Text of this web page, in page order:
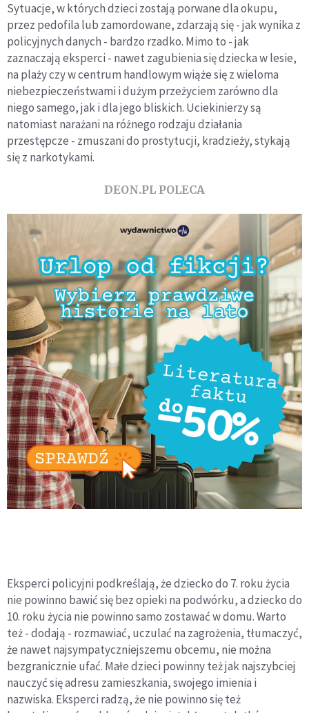
Sytuacje, w których dzieci zostają porwane dla okupu,
przez pedofila lub zamordowane, zdarzają się - jak wynika z
policyjnych danych - bardzo rzadko. Mimo to - jak
zaznaczają eksperci - nawet zagubienia się dziecka w lesie,
na plaży czy w centrum handlowym wiąże się z wieloma
niebezpieczeństwami i dużym przeżyciem zarówno dla
niego samego, jak i dla jego bliskich. Uciekinierzy są
natomiast narażani na różnego rodzaju działania
przestępcze - zmuszani do prostytucji, kradzieży, stykają
się z narkotykami.
DEON.PL POLECA
Eksperci policyjni podkreślają, że dziecko do 7. roku życia
nie powinno bawić się bez opieki na podwórku, a dziecko do
10. roku życia nie powinno samo zostawać w domu. Warto
też - dodają - rozmawiać, uczulać na zagrożenia, tłumaczyć,
że nawet najsympatyczniejszemu obcemu, nie można
bezgranicznie ufać. Małe dzieci powinny też jak najszybciej
nauczyć się adresu zamieszkania, swojego imienia i
nazwiska. Eksperci radzą, że nie powinno się też